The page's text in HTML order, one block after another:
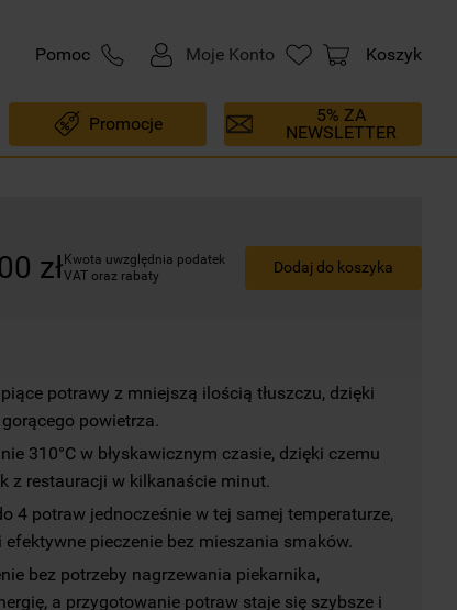
Pomoc Moje Konto Koszyk
Promocje
5% ZA
NEWSLETTER
złKwota uwzględnia podatek
VAT oraz rabaty
Dodaj do koszyka
potrawy z mniejszą ilością tłuszczu, dzięki
powietrza.
310°C w błyskawicznym czasie, dzięki czemu
z restauracji w kilkanaście minut.
4 potraw jednocześnie w tej samej temperaturze,
efektywne pieczenie bez mieszania smaków.
bez potrzeby nagrzewania piekarnika,
a przygotowanie potraw staje się szybsze i